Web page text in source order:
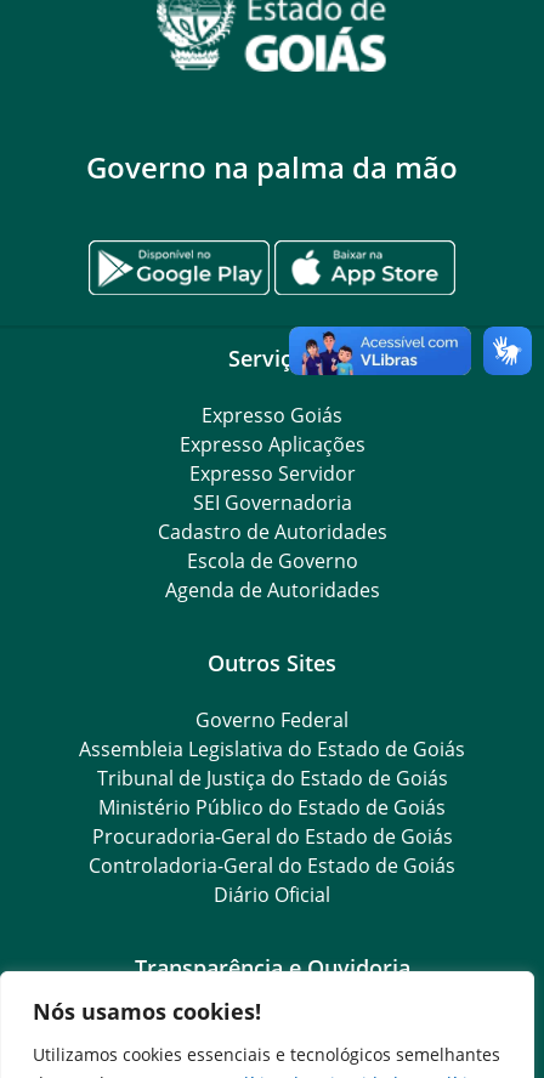
Nós usamos cookies!
Utilizamos cookies essenciais e tecnológicos semelhantes
Governo na palma da mão
Serviços
Expresso Goiás
Expresso Aplicações
Expresso Servidor
SEI Governadoria
Cadastro de Autoridades
Escola de Governo
Agenda de Autoridades
Outros Sites
Governo Federal
Assembleia Legislativa do Estado de Goiás
Tribunal de Justiça do Estado de Goiás
Ministério Público do Estado de Goiás
Procuradoria-Geral do Estado de Goiás
Controladoria-Geral do Estado de Goiás
Diário Oficial
Transparência e Ouvidoria
LGPD
Goiás Transparência